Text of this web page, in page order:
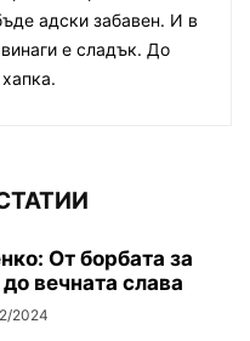
адски забавен. И в
е сладък. До
От борбата за
вечната слава
2024